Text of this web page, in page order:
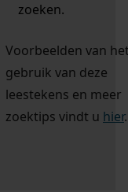
zoeken.
Voorbeelden van
gebruik van deze
leestekens en meer
zoektips vindt u hier.